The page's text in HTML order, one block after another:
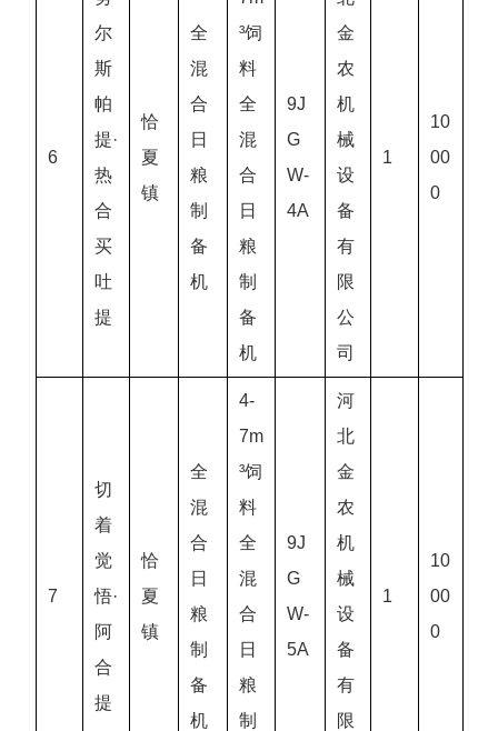
6
尔
斯
帕
提·
热
合
买
吐
提
恰
夏
镇
全
混
合
日
粮
制
备
机
³饲
料
全
混
合
日
粮
制
备
机
9J
G
W-
4A
金
农
机
械
设
备
有
限
公
司
1
10
00
0
7
切
着
觉
悟·
阿
合
提
恰
夏
镇
全
混
合
日
粮
制
备
机
4-
7m
³饲
料
全
混
合
日
粮
制
9J
G
W-
5A
河
北
金
农
机
械
设
备
有
限
1
10
00
0